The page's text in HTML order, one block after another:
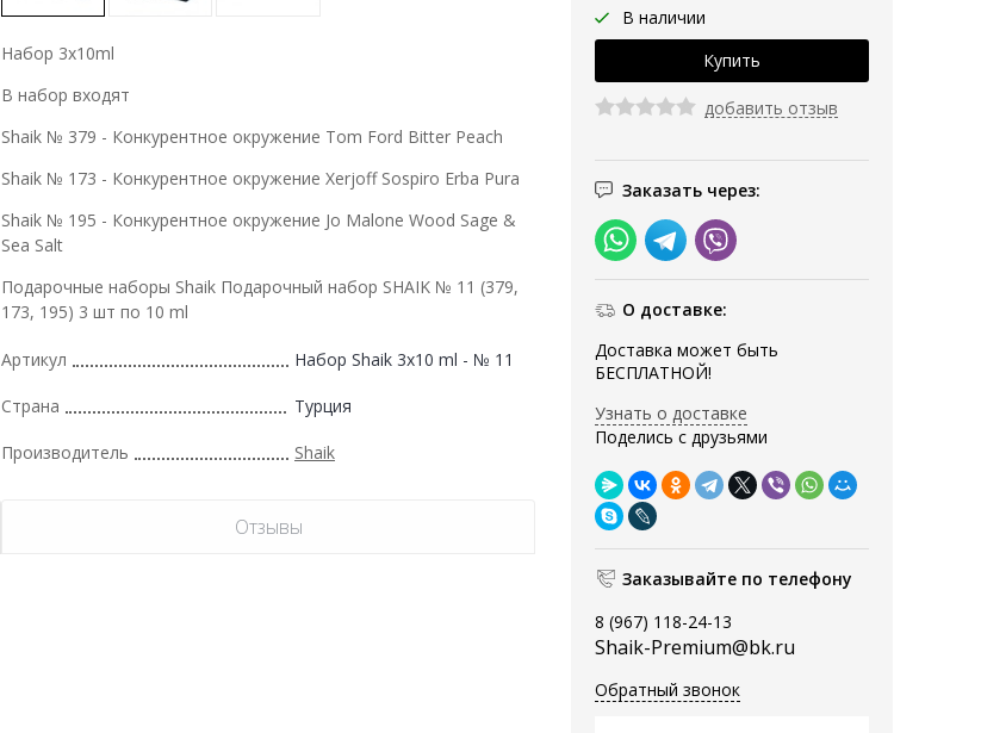
В наличии
добавить отзыв
Заказать через:
О доставке:
Доставка может быть
БЕСПЛАТНОЙ!
Узнать о доставке
Поделись с друзьями
Заказывайте по телефону
8 (967) 118-24-13
Shaik-Premium@bk.ru
Обратный звонок
Набор 3х10ml
В набор входят
Shaik № 379 - Конкурентное окружение Tom Ford Bitter Peach
Shaik № 173 - Конкурентное окружение Xerjoff Sospiro Erba Pura
Shaik № 195 - Конкурентное окружение Jo Malone Wood Sage &
Sea Salt
Подарочные наборы Shaik Подарочный набор SHAIK № 11 (379,
173, 195) 3 шт по 10 ml
Артикул Набор Shaik 3х10 ml - № 11
Страна Турция
Производитель Shaik
Отзывы